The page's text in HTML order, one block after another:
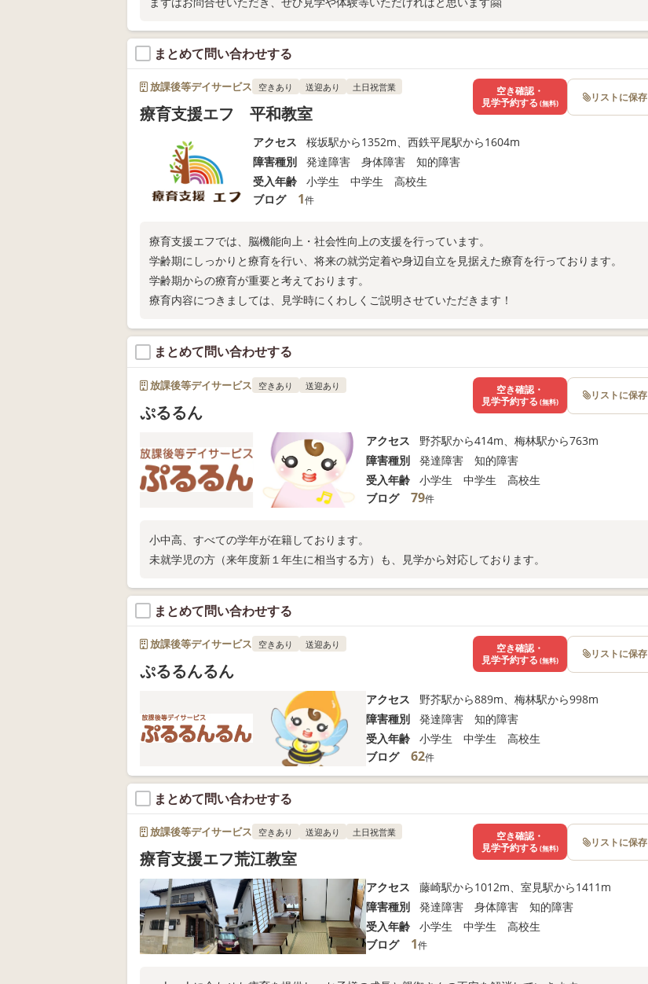
まとめて問い合わせする
放課後等デイサービス 空きあり 送迎あり 土日祝営業
療育支援エフ 平和教室
アクセス
桜坂駅から1352m、西鉄平尾駅から1604m
障害種別
発達障害 身体障害 知的障害
受入年齢
小学生 中学生 高校生
ブログ
1件
療育支援エフでは、脳機能向上・社会性向上の支援を行っています。
学齢期にしっかりと療育を行い、将来の就労定着や身辺自立を見据えた療育を行っております。
学齢期からの療育が重要と考えております。
療育内容につきましては、見学時にくわしくご説明させていただきます！
空き確認・
見学予約する (無料) リストに保存
まとめて問い合わせする
放課後等デイサービス 空きあり 送迎あり
ぷるるん
アクセス
野芥駅から414m、梅林駅から763m
障害種別
発達障害 知的障害
受入年齢
小学生 中学生 高校生
ブログ
79件
小中高、すべての学年が在籍しております。
未就学児の方（来年度新１年生に相当する方）も、見学から対応しております。
空き確認・
見学予約する (無料) リストに保存
まとめて問い合わせする
放課後等デイサービス 空きあり 送迎あり
ぷるるんるん
アクセス
野芥駅から889m、梅林駅から998m
障害種別
発達障害 知的障害
受入年齢
小学生 中学生 高校生
ブログ
62件
空き確認・
見学予約する (無料) リストに保存
まとめて問い合わせする
放課後等デイサービス 空きあり 送迎あり 土日祝営業
療育支援エフ荒江教室
アクセス
藤崎駅から1012m、室見駅から1411m
障害種別
発達障害 身体障害 知的障害
受入年齢
小学生 中学生 高校生
ブログ
1件
空き確認・
見学予約する (無料) リストに保存